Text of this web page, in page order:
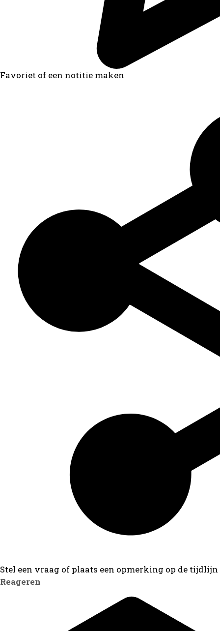
Favoriet of een notitie maken
Stel een vraag of plaats een opmerking op de tijdlijn
Reageren